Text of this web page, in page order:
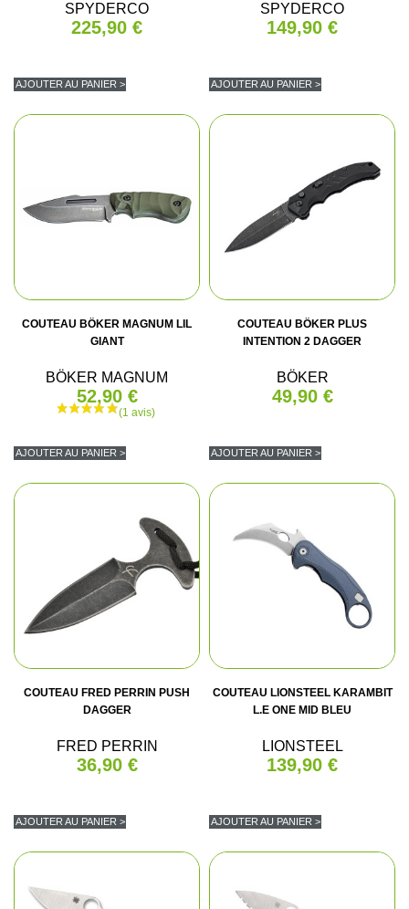
SPYDERCO
225,90 €
AJOUTER AU PANIER >
SPYDERCO
149,90 €
AJOUTER AU PANIER >
COUTEAU BÖKER MAGNUM LIL
GIANT
BÖKER MAGNUM
52,90 €
AJOUTER AU PANIER >
COUTEAU BÖKER PLUS
INTENTION 2 DAGGER
BÖKER
49,90 €
AJOUTER AU PANIER >
COUTEAU FRED PERRIN PUSH
DAGGER
FRED PERRIN
36,90 €
AJOUTER AU PANIER >
COUTEAU LIONSTEEL KARAMBIT
L.E ONE MID BLEU
LIONSTEEL
139,90 €
AJOUTER AU PANIER >